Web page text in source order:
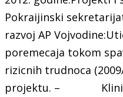
Pokraijinski
razvoj AP
poremecaja tokom
rizicnih trudnoca
projektu. –